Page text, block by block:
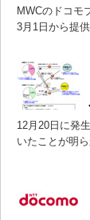
MWCのドコモ
3月1日から提
12月20日に発
いたことが明